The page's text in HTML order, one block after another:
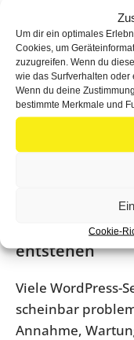
Um dir ein optimales
Cookies, um
zuzugreifen. Wenn du
wie das Surfverhalten oder
Wenn du deine
bestimmte Merkmale und
Cookie-
Gute Betreuung
unterscheiden
Verantwortung
Gerade diese
für Kunden ist
Anbieter jedes
ist, ob klar gesagt
ist, wo
Welche
entstehen
Viele WordPress-
scheinbar
Annahme,